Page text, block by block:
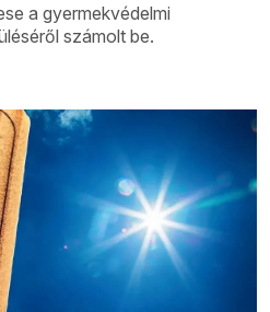
a gyermekvédelmi
számolt be.